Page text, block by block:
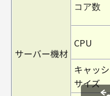
サーバー機材
コア数
CPU
キャッ
サイズ